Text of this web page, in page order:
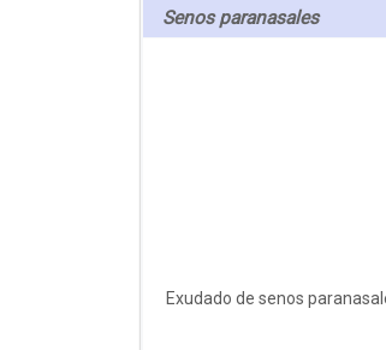
Senos paranasales
Exudado de senos